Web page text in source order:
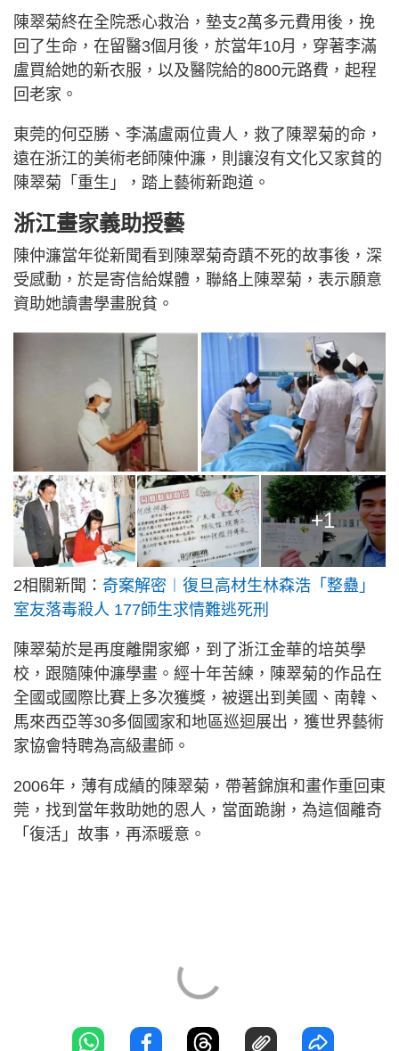
陳翠菊終在全院悉心救治，墊支2萬多元費用後，挽
回了生命，在留醫3個月後，於當年10月，穿著李滿
盧買給她的新衣服，以及醫院給的800元路費，起程
回老家。
東莞的何亞勝、李滿盧兩位貴人，救了陳翠菊的命，
遠在浙江的美術老師陳仲濂，則讓沒有文化又家貧的
陳翠菊「重生」，踏上藝術新跑道。
浙江畫家義助授藝
陳仲濂當年從新聞看到陳翠菊奇蹟不死的故事後，深
受感動，於是寄信給媒體，聯絡上陳翠菊，表示願意
資助她讀書學畫脫貧。
+1
2相關新聞： 奇案解密︱復旦高材生林森浩「整蠱」
室友落毒殺人 177師生求情難逃死刑
陳翠菊於是再度離開家鄉，到了浙江金華的培英學
校，跟隨陳仲濂學畫。經十年苦練，陳翠菊的作品在
全國或國際比賽上多次獲獎，被選出到美國、南韓、
馬來西亞等30多個國家和地區巡迴展出，獲世界藝術
家協會特聘為高級畫師。
2006年，薄有成績的陳翠菊，帶著錦旗和畫作重回東
莞，找到當年救助她的恩人，當面跪謝，為這個離奇
「復活」故事，再添暖意。